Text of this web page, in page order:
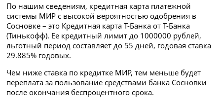
По нашим сведениям, кредитная карта платежной
системы МИР с высокой вероятностью одобрения в
Сосновке – это Кредитная карта Т-Банка от Т-Банка
(Тинькофф). Ее кредитный лимит до 1000000 рублей,
льготный период составляет до 55 дней, годовая ставка
29.885% годовых.
Чем ниже ставка по кредитке МИР, тем меньше будет
переплата за пользование средствами банка Сосновки
после окончания беспроцентного срока.